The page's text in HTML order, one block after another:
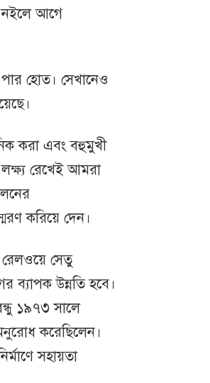
নইলে আগে
হোত। সেখানেও
করা এবং বহুমুখী
রেখেই আমরা
করিয়ে দেন।
রেলওয়ে সেতু
ব্যাপক উন্নতি হবে।
১৯৭৩ সালে
করেছিলেন।
সহায়তা